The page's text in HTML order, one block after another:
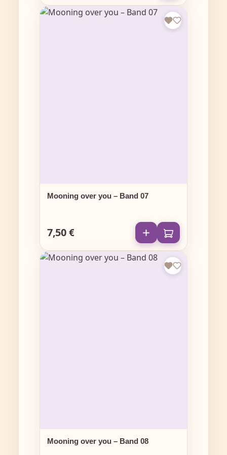
Mooning over you – Band 07
Regulärer Preis:
7,50 €
Mooning over you – Band 08